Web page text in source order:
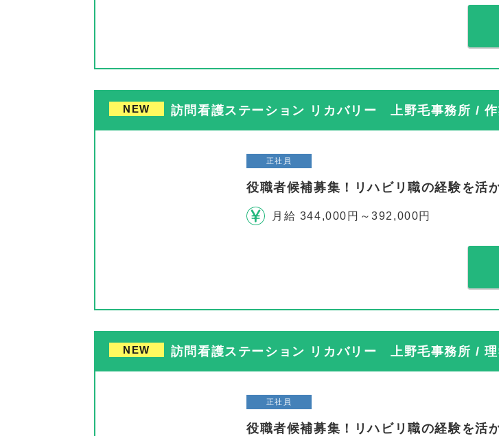
NEW 訪問看護ステーション リカバリー 上野毛事務所 /
正社員
役職者候補募集！リハビリ職の経験を活
月給 344,000円～392,000円
NEW 訪問看護ステーション リカバリー 上野毛事務所 /
正社員
役職者候補募集！リハビリ職の経験を活